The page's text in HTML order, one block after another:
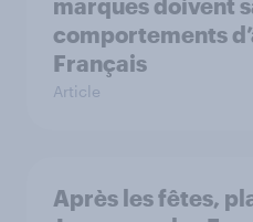
marques doivent
comportements
Français
Article
Après les fêtes,